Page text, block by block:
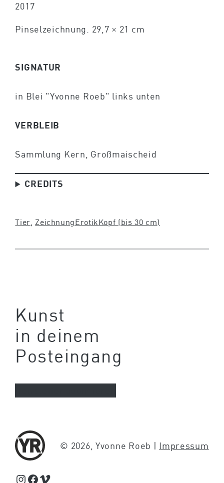
2017
Pinselzeichnung. 29,7 × 21 cm
SIGNATUR
in Blei "Yvonne Roeb" links unten
VERBLEIB
Sammlung Kern, Großmaischeid
CREDITS
Tier ZeichnungErotikKopf (bis 30 cm)
Kunst
in deinem
Posteingang
© 2026, Yvonne Roeb | Impressum
Schaue Feed, Reels und Storys auf Instagram von Yvonne Roeb
Facebook
Schaue Videos auf Vimeo über Yvonne Roeb